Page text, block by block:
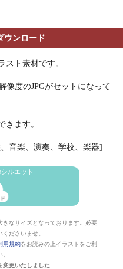
ウンロード
スト素材です。
像度のJPGがセットになって
きます。
音楽、演奏、学校、楽器]
ルエット
なサイズとなっております。必要
ださいませ。
用規約をお読みの上イラストをご利
更いたしました